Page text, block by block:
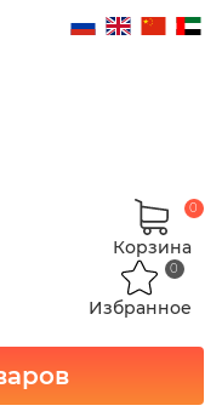
Корзина
0
Избранное
0